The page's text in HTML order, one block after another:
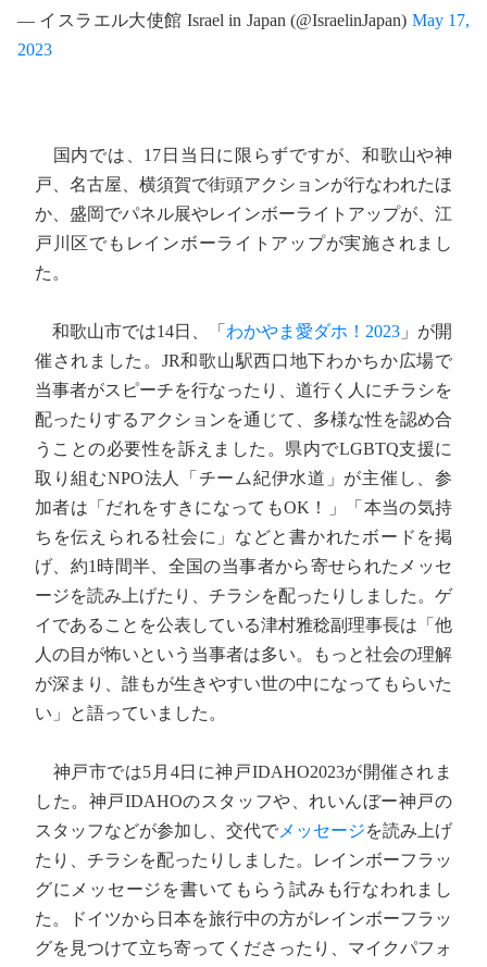
— イスラエル大使館 Israel in Japan (@IsraelinJapan) May 17,
2023
国内では、17日当日に限らずですが、和歌山や神
戸、名古屋、横須賀で街頭アクションが行なわれたほ
か、盛岡でパネル展やレインボーライトアップが、江
戸川区でもレインボーライトアップが実施されまし
た。
和歌山市では14日、「 わかやま愛ダホ！2023 」が開
催されました。JR和歌山駅西口地下わかちか広場で
当事者がスピーチを行なったり、道行く人にチラシを
配ったりするアクションを通じて、多様な性を認め合
うことの必要性を訴えました。県内でLGBTQ支援に
取り組むNPO法人「チーム紀伊水道」が主催し、参
加者は「だれをすきになってもOK！」「本当の気持
ちを伝えられる社会に」などと書かれたボードを掲
げ、約1時間半、全国の当事者から寄せられたメッセ
ージを読み上げたり、チラシを配ったりしました。ゲ
イであることを公表している津村雅稔副理事長は「他
人の目が怖いという当事者は多い。もっと社会の理解
が深まり、誰もが生きやすい世の中になってもらいた
い」と語っていました。
神戸市では5月4日に神戸IDAHO2023が開催されま
した。神戸IDAHOのスタッフや、れいんぼー神戸の
スタッフなどが参加し、交代で メッセージを読み上げ
たり、チラシを配ったりしました。レインボーフラッ
グにメッセージを書いてもらう試みも行なわれまし
た。ドイツから日本を旅行中の方がレインボーフラッ
グを見つけて立ち寄ってくださったり、マイクパフォ